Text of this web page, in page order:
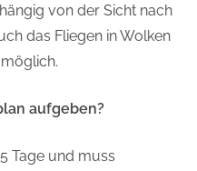
von der Sicht nach
das Fliegen in Wolken
aufgeben?
Tage und muss